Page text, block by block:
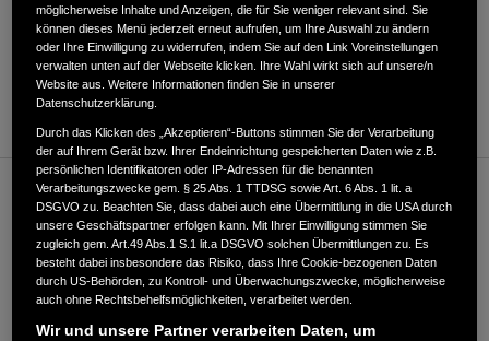
ANFAHRTSBESCHREIBUNG ANFORDERN
Verkauf / Kundendienst
0451/82064
E-Mail
möglicherweise Inhalte und Anzeigen, die für Sie weniger relevant sind. Sie
können dieses Menü jederzeit erneut aufrufen, um Ihre Auswahl zu ändern
oder Ihre Einwilligung zu widerrufen, indem Sie auf den Link Voreinstellungen
verwalten unten auf der Webseite klicken. Ihre Wahl wirkt sich auf unsere/n
Website aus. Weitere Informationen finden Sie in unserer
Datenschutzerklärung.
Durch das Klicken des „Akzeptieren“-Buttons stimmen Sie der Verarbeitung
der auf Ihrem Gerät bzw. Ihrer Endeinrichtung gespeicherten Daten wie z.B.
persönlichen Identifikatoren oder IP-Adressen für die benannten
Verarbeitungszwecke gem. § 25 Abs. 1 TTDSG sowie Art. 6 Abs. 1 lit. a
DSGVO zu. Beachten Sie, dass dabei auch eine Übermittlung in die USA durch
unsere Geschäftspartner erfolgen kann. Mit Ihrer Einwilligung stimmen Sie
zugleich gem. Art.49 Abs.1 S.1 lit.a DSGVO solchen Übermittlungen zu. Es
besteht dabei insbesondere das Risiko, dass Ihre Cookie-bezogenen Daten
durch US-Behörden, zu Kontroll- und Überwachungszwecke, möglicherweise
auch ohne Rechtsbehelfsmöglichkeiten, verarbeitet werden.
Wir und unsere Partner verarbeiten Daten, um